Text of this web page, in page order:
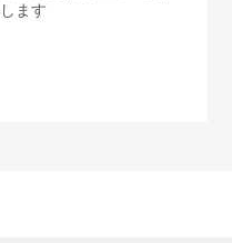
ます